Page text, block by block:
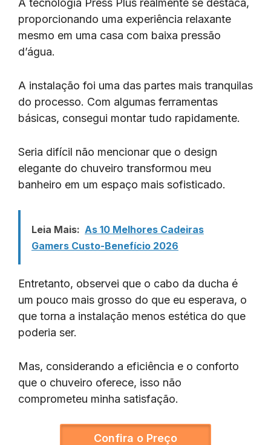
A tecnologia Press Plus realmente se destaca,
proporcionando uma experiência relaxante
mesmo em uma casa com baixa pressão
d’água.
A instalação foi uma das partes mais tranquilas
do processo. Com algumas ferramentas
básicas, consegui montar tudo rapidamente.
Seria difícil não mencionar que o design
elegante do chuveiro transformou meu
banheiro em um espaço mais sofisticado.
Leia Mais: As 10 Melhores Cadeiras
Gamers Custo-Benefício 2026
Entretanto, observei que o cabo da ducha é
um pouco mais grosso do que eu esperava, o
que torna a instalação menos estética do que
poderia ser.
Mas, considerando a eficiência e o conforto
que o chuveiro oferece, isso não
comprometeu minha satisfação.
Confira o Preço